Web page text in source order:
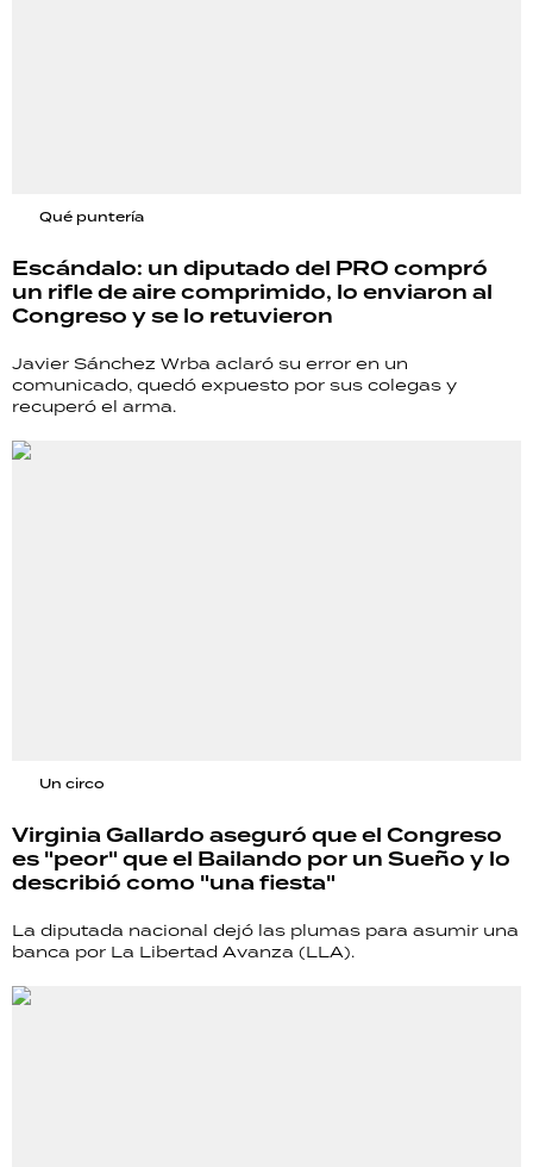
Qué puntería
Escándalo: un diputado del PRO compró
un rifle de aire comprimido, lo enviaron al
Congreso y se lo retuvieron
Javier Sánchez Wrba aclaró su error en un
comunicado, quedó expuesto por sus colegas y
recuperó el arma.
Un circo
Virginia Gallardo aseguró que el Congreso
es "peor" que el Bailando por un Sueño y lo
describió como "una fiesta"
La diputada nacional dejó las plumas para asumir una
banca por La Libertad Avanza (LLA).